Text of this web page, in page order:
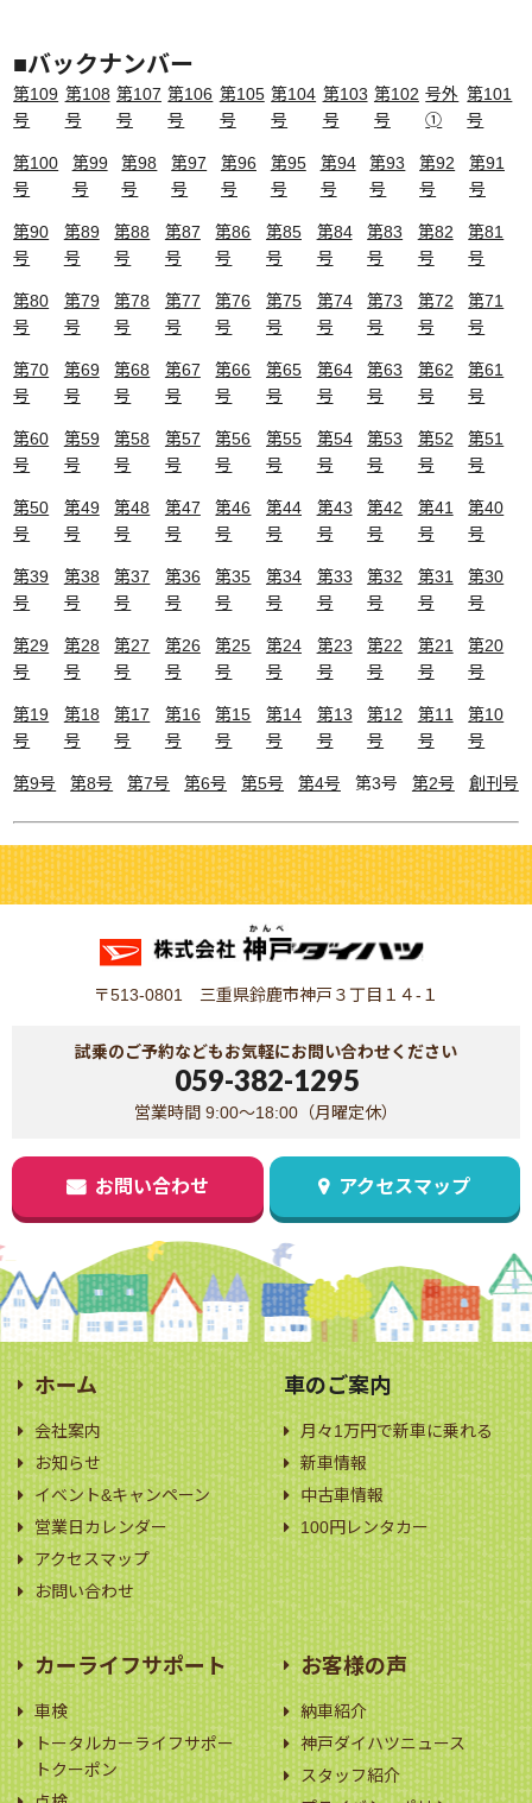
■バックナンバー
第109
号
第108
号
第107
号
第106
号
第105
号
第104
号
第103
号
第102
号
号外
➀
第101
号
第100
号
第99
号
第98
号
第97
号
第96
号
第95
号
第94
号
第93
号
第92
号
第91
号
第90
号
第89
号
第88
号
第87
号
第86
号
第85
号
第84
号
第83
号
第82
号
第81
号
第80
号
第79
号
第78
号
第77
号
第76
号
第75
号
第74
号
第73
号
第72
号
第71
号
第70
号
第69
号
第68
号
第67
号
第66
号
第65
号
第64
号
第63
号
第62
号
第61
号
第60
号
第59
号
第58
号
第57
号
第56
号
第55
号
第54
号
第53
号
第52
号
第51
号
第50
号
第49
号
第48
号
第47
号
第46
号
第44
号
第43
号
第42
号
第41
号
第40
号
第39
号
第38
号
第37
号
第36
号
第35
号
第34
号
第33
号
第32
号
第31
号
第30
号
第29
号
第28
号
第27
号
第26
号
第25
号
第24
号
第23
号
第22
号
第21
号
第20
号
第19
号
第18
号
第17
号
第16
号
第15
号
第14
号
第13
号
第12
号
第11
号
第10
号
第9号 第8号 第7号 第6号 第5号 第4号 第3号 第2号 創刊号
〒513-0801 三重県鈴鹿市神戸３丁目１４-１
試乗のご予約などもお気軽にお問い合わせください
059-382-1295
営業時間 9:00～18:00（月曜定休）
お問い合わせ アクセスマップ
ホーム
会社案内
お知らせ
イベント&キャンペーン
営業日カレンダー
アクセスマップ
お問い合わせ
車のご案内
月々1万円で新車に乗れる
新車情報
中古車情報
100円レンタカー
カーライフサポート
車検
トータルカーライフサポー
トクーポン
お客様の声
納車紹介
神戸ダイハツニュース
スタッフ紹介